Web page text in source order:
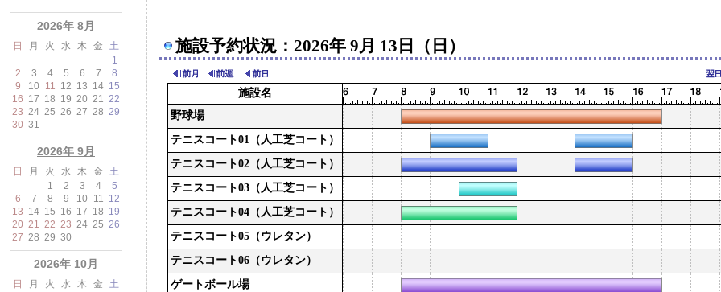
施設予約状況：2026年 9月 13日（日）
施設名
野球場
テニスコート01（人工芝コート）
テニスコート02（人工芝コート）
テニスコート03（人工芝コート）
テニスコート04（人工芝コート）
テニスコート05（ウレタン）
テニスコート06（ウレタン）
ゲートボール場
2026年 8月
日 月 火 水 木 金
土
1
2
3 4 5 6 7
8
9
10 11 12 13 14 15
16 17 18 19 20 21 22
23 24 25 26 27 28 29
30 31
2026年 9月
日 月 火 水 木 金
土
1
2 3 4
5
6
7 8 9 10 11 12
13 14 15 16 17 18 19
20 21 22 23 24 25 26
27 28 29 30
2026年 10月
日 月 火 水 木 金
土